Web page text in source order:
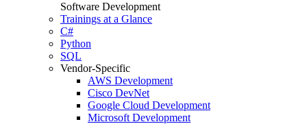
Software Development
Trainings at a Glance
C#
Python
SQL
Vendor-Specific
AWS Development
Cisco DevNet
Google Cloud Development
Microsoft Development